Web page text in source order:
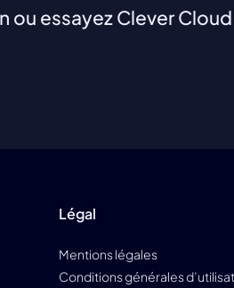
essayez Clever Cloud
Légal
Mentions légales
Conditions générales